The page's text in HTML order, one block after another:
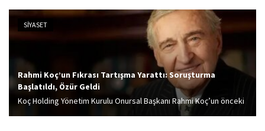
SİYASET
Rahmi Koç’un Fıkrası Tartışma Yarattı: Soruşturma
Başlatıldı, Özür Geldi
Koç Holding Yönetim Kurulu Onursal Başkanı Rahmi Koç’un önceki
gün İzmir Balçova’da hizmete giren Amerikan Hastanesi’nin açılış